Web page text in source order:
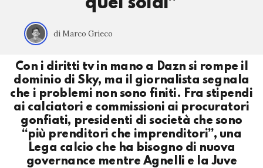
di Marco Grieco
Con i diritti tv in mano a Dazn si rompe il
dominio di Sky, ma il giornalista segnala
che i problemi non sono finiti. Fra stipendi
ai calciatori e commissioni ai procuratori
gonfiati, presidenti di società che sono
“più prenditori che imprenditori”, una
Lega calcio che ha bisogno di nuova
governance mentre Agnelli e la Juve